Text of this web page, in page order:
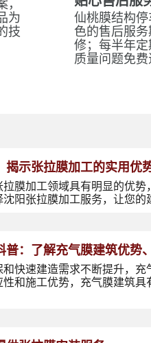
为
技
仙桃膜结构
色的售后服
修；每半年
质量问题免费
揭示张拉膜加工的实用优
膜加工领域具有明显的优
阳张拉膜加工服务，让您的
普：了解充气膜建筑优势
快速建造需求不断提升，
性和施工优势，充气膜建筑